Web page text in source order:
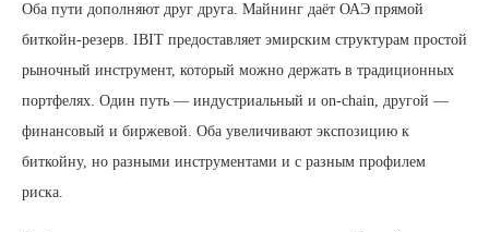
Оба пути дополняют друг друга. Майнинг даёт ОАЭ прямой
биткойн-резерв. IBIT предоставляет эмирским структурам простой
рыночный инструмент, который можно держать в традиционных
портфелях. Один путь — индустриальный и on-chain, другой —
финансовый и биржевой. Оба увеличивают экспозицию к
биткойну, но разными инструментами и с разным профилем
риска.